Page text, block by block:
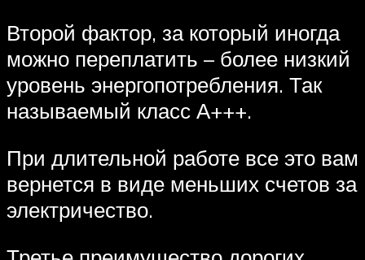
Второй фактор, за который иногда
можно переплатить – более низкий
уровень энергопотребления. Так
называемый класс А+++.
При длительной работе все это вам
вернется в виде меньших счетов за
электричество.